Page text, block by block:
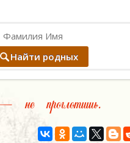
Найти родных
проглотишь.